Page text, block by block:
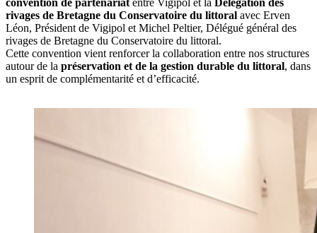
convention de partenariat entre Vigipol et la Délégation des
rivages de Bretagne du Conservatoire du littoral avec Erven
Léon, Président de Vigipol et Michel Peltier, Délégué général des
rivages de Bretagne du Conservatoire du littoral.
Cette convention vient renforcer la collaboration entre nos structures
autour de la préservation et de la gestion durable du littoral, dans
un esprit de complémentarité et d’efficacité.